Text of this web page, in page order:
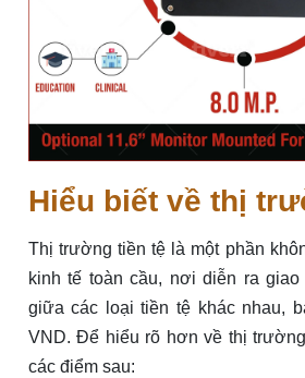
Hiểu biết về thị
Thị trường tiền tệ là một phần
kinh tế toàn cầu, nơi diễn ra
giữa các loại tiền tệ khác nhau,
VND. Để hiểu rõ hơn về thị
các điểm sau: